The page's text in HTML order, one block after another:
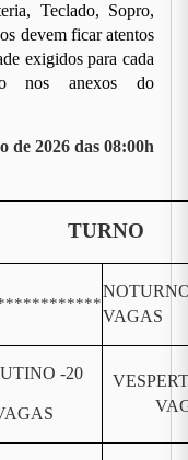
Teclado, Sopro,
devem ficar atentos
exigidos para cada
nos anexos do
de 2026 das 08:00h
TURNO
VAGAS
-20